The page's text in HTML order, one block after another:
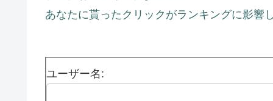
あなたに貰ったクリックがランキングに影響
ユーザー名: